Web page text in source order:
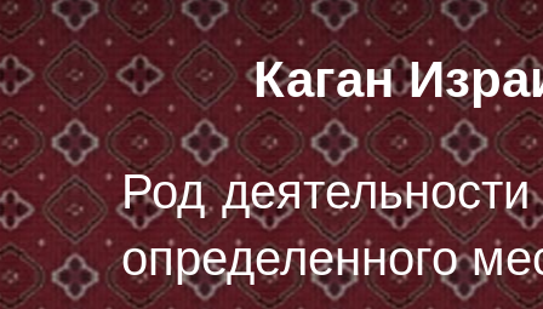
Каган
Род
определенного